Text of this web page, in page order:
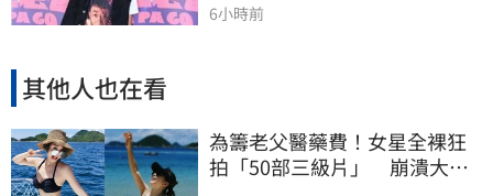
6小時前
其他人也在看
為籌老父醫藥費！女星全裸狂
拍「50部三級片」 崩潰大